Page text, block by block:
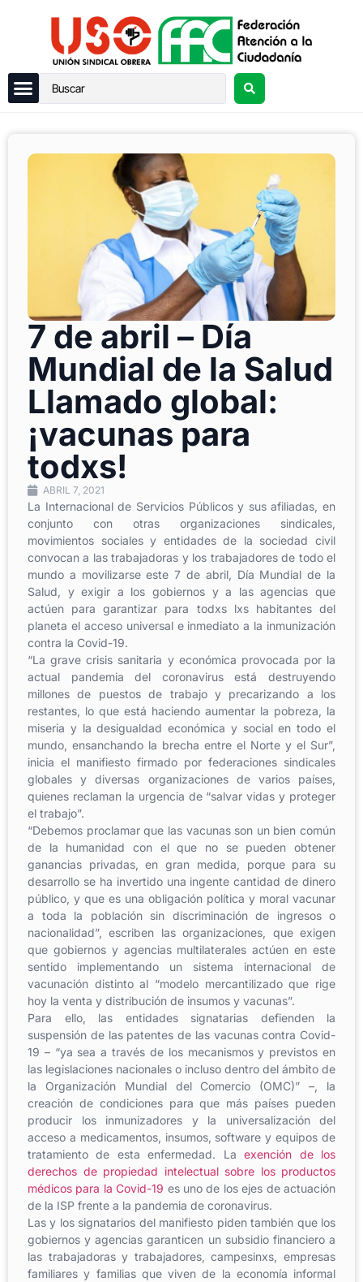
7 de abril – Día
Mundial de la Salud
Llamado global:
¡vacunas para
todxs!
ABRIL 7, 2021
La Internacional de Servicios Públicos y sus afiliadas, en
conjunto con otras organizaciones sindicales,
movimientos sociales y entidades de la sociedad civil
convocan a las trabajadoras y los trabajadores de todo el
mundo a movilizarse este 7 de abril, Día Mundial de la
Salud, y exigir a los gobiernos y a las agencias que
actúen para garantizar para todxs lxs habitantes del
planeta el acceso universal e inmediato a la inmunización
contra la Covid-19.
“La grave crisis sanitaria y económica provocada por la
actual pandemia del coronavirus está destruyendo
millones de puestos de trabajo y precarizando a los
restantes, lo que está haciendo aumentar la pobreza, la
miseria y la desigualdad económica y social en todo el
mundo, ensanchando la brecha entre el Norte y el Sur”,
inicia el manifiesto firmado por federaciones sindicales
globales y diversas organizaciones de varios países,
quienes reclaman la urgencia de “salvar vidas y proteger
el trabajo”.
“Debemos proclamar que las vacunas son un bien común
de la humanidad con el que no se pueden obtener
ganancias privadas, en gran medida, porque para su
desarrollo se ha invertido una ingente cantidad de dinero
público, y que es una obligación política y moral vacunar
a toda la población sin discriminación de ingresos o
nacionalidad”, escriben las organizaciones, que exigen
que gobiernos y agencias multilaterales actúen en este
sentido implementando un sistema internacional de
vacunación distinto al “modelo mercantilizado que rige
hoy la venta y distribución de insumos y vacunas”.
Para ello, las entidades signatarias defienden la
suspensión de las patentes de las vacunas contra Covid-
19 – “ya sea a través de los mecanismos y previstos en
las legislaciones nacionales o incluso dentro del ámbito de
la Organización Mundial del Comercio (OMC)” –, la
creación de condiciones para que más países pueden
producir los inmunizadores y la universalización del
acceso a medicamentos, insumos, software y equipos de
tratamiento de esta enfermedad. Laexención de los
derechos de propiedad intelectual sobre los productos
médicos para la Covid-19 es uno de los ejes de actuación
de la ISP frente a la pandemia de coronavirus.
Las y los signatarios del manifiesto piden también que los
gobiernos y agencias garanticen un subsidio financiero a
las trabajadoras y trabajadores, campesinxs, empresas
familiares y familias que viven de la economía informal